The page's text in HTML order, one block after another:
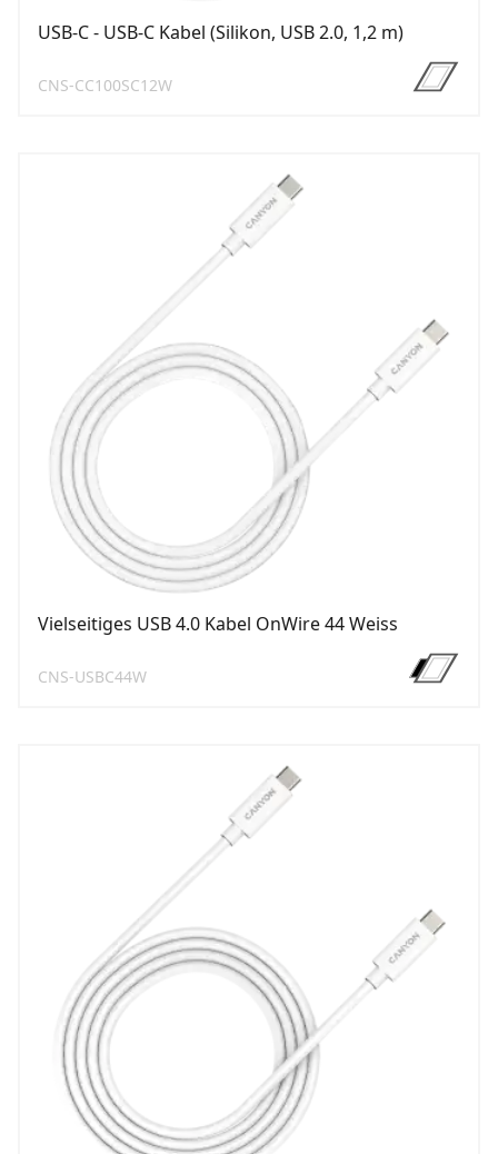
USB-C - USB-C Kabel (Silikon, USB 2.0, 1,2 m)
CNS-CC100SC12W
Vielseitiges USB 4.0 Kabel OnWire 44 Weiss
CNS-USBC44W